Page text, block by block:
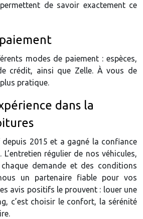
de savoir exactement ce
modes de paiement : espèces,
crédit, ainsi que Zelle. À vous de
pratique.
dans la
2015 et a gagné la confiance
régulier de nos véhicules,
demande et des conditions
un partenaire fiable pour vos
avis positifs le prouvent : louer une
c’est choisir le confort, la sérénité